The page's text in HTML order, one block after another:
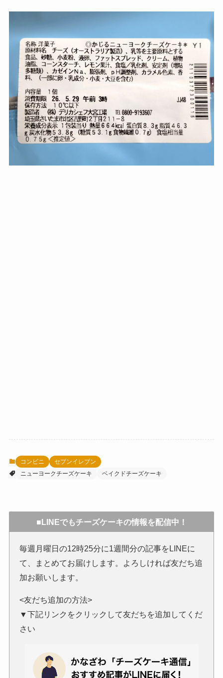
コンビニ
セブンイレブン
ニューヨークチーズケーキ
ベイクドチーズケーキ
■LINEでもチーズケーキの情報を配信中！
毎週月曜日の12時25分に1週間分の記事をLINEに
て、まとめてお届けします。よろしければ友だち追
加お願いします。
<友だち追加の方法>
▼下記リンクをクリックして友だちを追加してくだ
さい